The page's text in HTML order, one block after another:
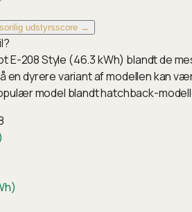
udstyrsscore →
E-208 Style (46.3 kWh) blandt de
en dyrere variant af modellen kan
model blandt hatchback-